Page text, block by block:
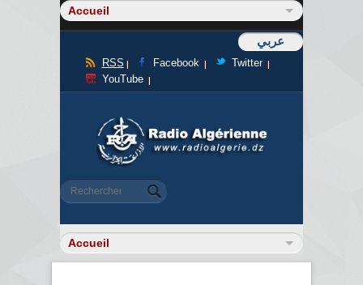
عربي
RSS Facebook
Twitter
YouTube
Formulaire de recherche
Rechercher